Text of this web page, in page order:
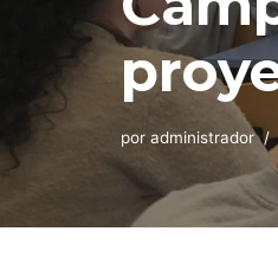
por administrador